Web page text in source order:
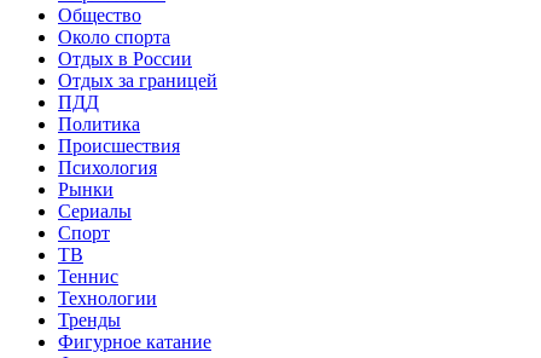
Общество
Около спорта
Отдых в России
Отдых за границей
ПДД
Политика
Происшествия
Психология
Рынки
Сериалы
Спорт
ТВ
Теннис
Технологии
Тренды
Фигурное катание